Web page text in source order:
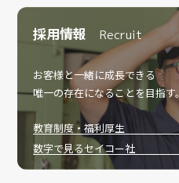
採用情報Recruit
お客様と一緒に成長できる
唯一の存在になることを目指す。
教育制度・福利厚生
数字で見るセイコー社